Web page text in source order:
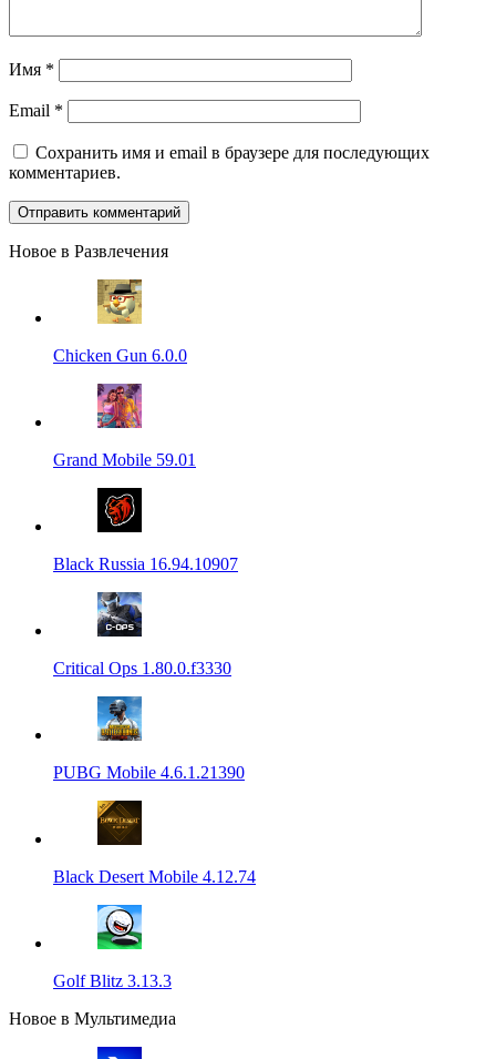
Имя *
Email *
Сохранить имя и email в браузере для последующих
комментариев.
Новое в Развлечения
Chicken Gun 6.0.0
Grand Mobile 59.01
Black Russia 16.94.10907
Critical Ops 1.80.0.f3330
PUBG Mobile 4.6.1.21390
Black Desert Mobile 4.12.74
Golf Blitz 3.13.3
Новое в Мультимедиа